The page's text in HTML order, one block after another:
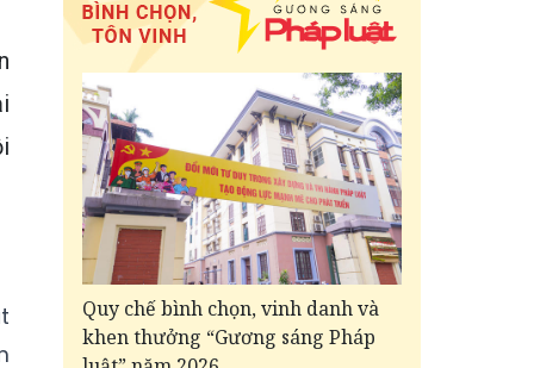
Quy chế bình chọn, vinh danh và
khen thưởng “Gương sáng Pháp